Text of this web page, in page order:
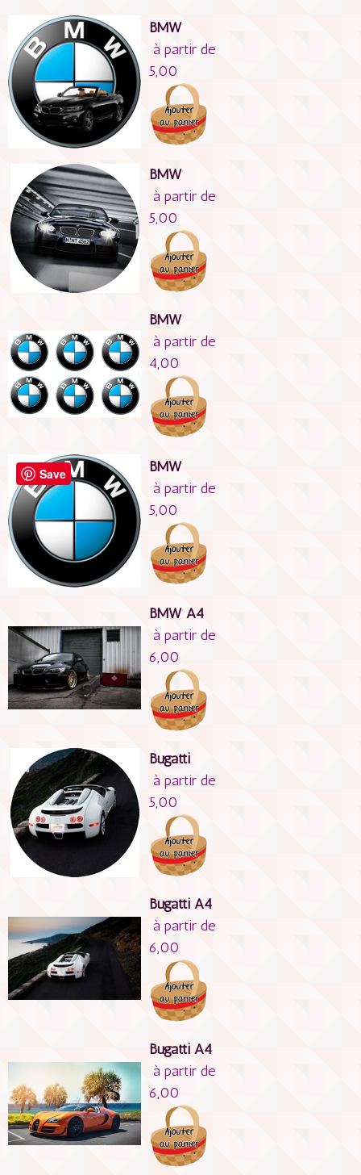
BMW
à partir de
5,00
BMW
à partir de
5,00
BMW
à partir de
4,00
BMW
à partir de
5,00
BMW A4
à partir de
6,00
Bugatti
à partir de
5,00
Bugatti A4
à partir de
6,00
Bugatti A4
à partir de
6,00
Save